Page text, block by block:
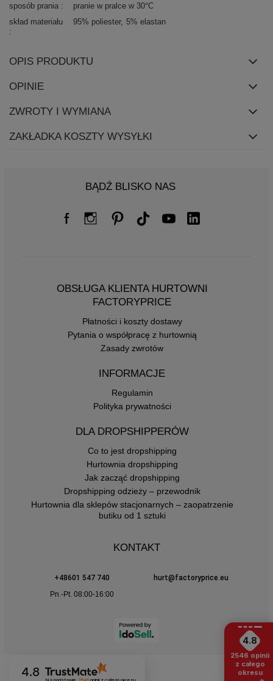
sposób prania
pranie w pralce w 30°C
skład materiału
95% poliester 5% elastan
OPIS PRODUKTU
OPINIE
ZWROTY I WYMIANA
ZAKŁADKA KOSZTY WYSYŁKI
BĄDŹ BLISKO NAS
OBSŁUGA KLIENTA HURTOWNI
FACTORYPRICE
Płatności i koszty dostawy
Pytania o współpracę z hurtownią
Zasady zwrotów
INFORMACJE
Regulamin
Polityka prywatności
DLA DROPSHIPPERÓW
Co to jest dropshipping
Hurtownia dropshipping
Jak zacząć dropshipping
Dropshipping odzieży – przewodnik
Hurtownia dla sklepów stacjonarnych – zaopatrzenie
butiku od 1 sztuki
KONTAKT
+48601 547 740
hurt@factoryprice.eu
Pn.-Pt. 08:00-16:00
4.8
4.8
2546 opinii
z całego
okresu